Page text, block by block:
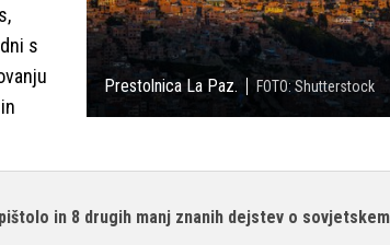
Prestolnica La Paz. FOTO: Shutterstock
s
in 8 drugih manj znanih dejstev o sovjetskem